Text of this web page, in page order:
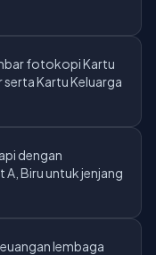
fotokopi Kartu
serta Kartu Keluarga
dengan
Biru untuk jenjang
lembaga